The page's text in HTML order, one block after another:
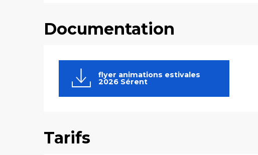
Documentation
flyer animations estivales
2026 Sérent
Tarifs